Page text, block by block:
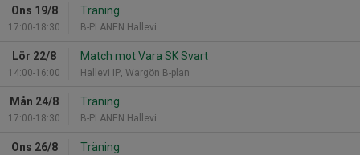
Ons 19/8
17:00-18:30
Träning
B-PLANEN Hallevi
Lör 22/8
14:00-16:00
Match mot Vara SK Svart
Hallevi IP, Wargön B-plan
Mån 24/8
17:00-18:30
Träning
B-PLANEN Hallevi
Ons 26/8 Träning